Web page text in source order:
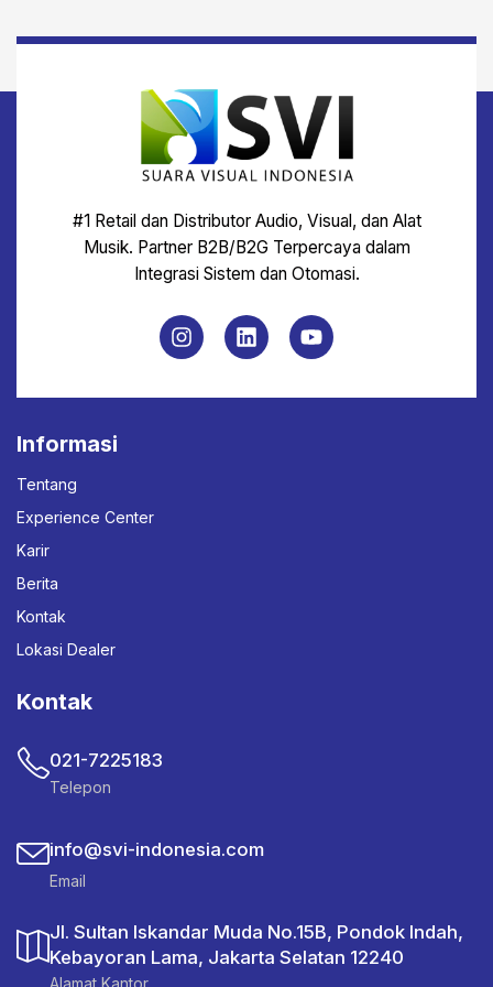
#1 Retail dan Distributor Audio, Visual, dan Alat
Musik. Partner B2B/B2G Terpercaya dalam
Integrasi Sistem dan Otomasi.
Informasi
Tentang
Experience Center
Karir
Berita
Kontak
Lokasi Dealer
Kontak
021-7225183
Telepon
info@svi-indonesia.com
Email
Jl. Sultan Iskandar Muda No.15B, Pondok Indah,
Kebayoran Lama, Jakarta Selatan 12240